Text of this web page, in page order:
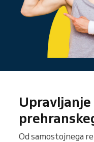
Od samostojnega